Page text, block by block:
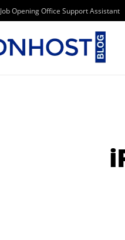
Job Opening Office Support Assistant